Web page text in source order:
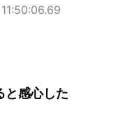
と感心した